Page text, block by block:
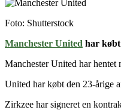
Foto: Shutterstock
Manchester United har købt
Manchester United har
United har købt den 23-årige
Zirkzee har signeret en